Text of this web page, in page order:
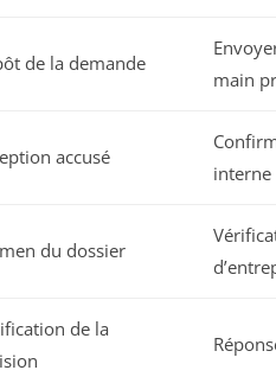
de la demande
main
accusé
interne
du dossier
de la